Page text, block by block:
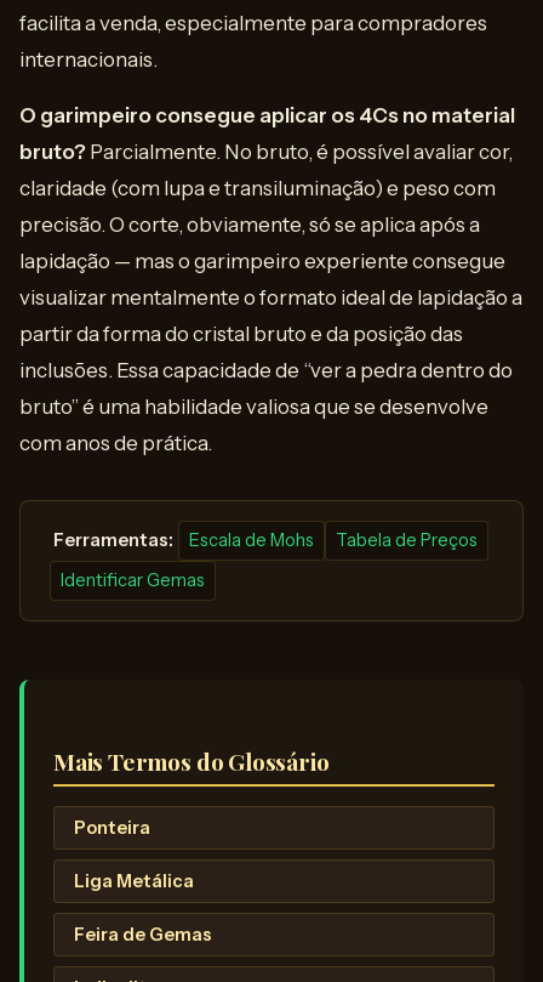
facilita a venda, especialmente para compradores
internacionais.
O garimpeiro consegue aplicar os 4Cs no material
bruto? Parcialmente. No bruto, é possível avaliar cor,
claridade (com lupa e transiluminação) e peso com
precisão. O corte, obviamente, só se aplica após a
lapidação — mas o garimpeiro experiente consegue
visualizar mentalmente o formato ideal de lapidação a
partir da forma do cristal bruto e da posição das
inclusões. Essa capacidade de “ver a pedra dentro do
bruto” é uma habilidade valiosa que se desenvolve
com anos de prática.
️ Ferramentas: Escala de Mohs
Tabela de Preços
Identificar Gemas
Mais Termos do Glossário
Ponteira
Liga Metálica
Feira de Gemas